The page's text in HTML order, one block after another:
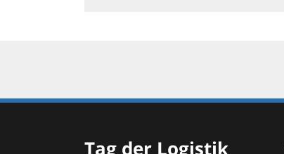
Tag der Logistik